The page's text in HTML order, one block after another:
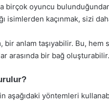
birçok oyuncu
isimlerden kaçınmak, sizi
bir anlam taşıyabilir. Bu, hem
arasında bir bağ oluşturabilir.
aşağıdaki yöntemleri